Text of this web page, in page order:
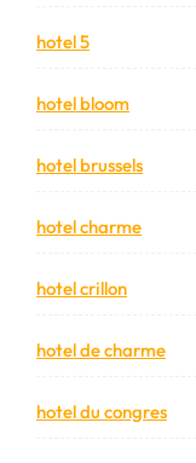
hotel 5
hotel bloom
hotel brussels
hotel charme
hotel crillon
hotel de charme
hotel du congres